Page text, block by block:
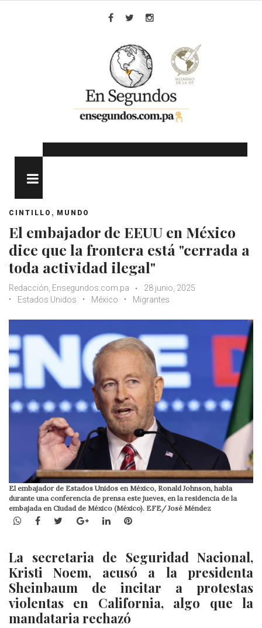
CINTILLO , MUNDO
El embajador de EEUU en México
dice que la frontera está "cerrada a
toda actividad ilegal"
Redacción, Ensegundos.com.pa
28 junio, 2025
Estados Unidos
México Migrantes
El embajador de Estados Unidos en México, Ronald Johnson, habla
durante una conferencia de prensa este jueves, en la residencia de la
embajada en Ciudad de México (México). EFE/ José Méndez
WhatsApp
Facebook
TwitterGoogle+LinkedInPinterest
La secretaria de Seguridad Nacional,
Kristi Noem, acusó a la presidenta
Sheinbaum de incitar a protestas
violentas en California, algo que la
mandataria rechazó